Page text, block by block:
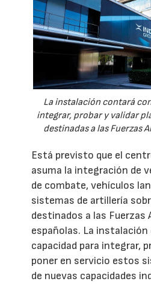
La instalación contará
integrar, probar y validar
destinadas a las Fuerzas
Está previsto que el
asuma la integración de
de combate, vehículos
sistemas de artillería
destinados a las Fuerzas
españolas. La instalación
capacidad para integrar,
poner en servicio estos
de nuevas capacidades